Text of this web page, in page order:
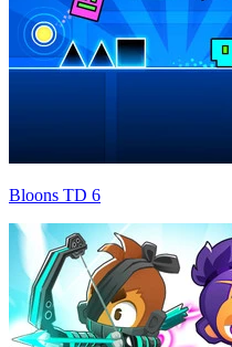
Bloons TD 6